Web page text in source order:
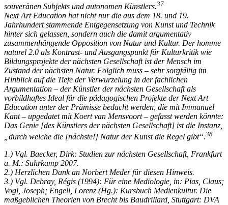
souveränen Subjekts und autonomen Künstlers.37
Next Art Education hat nicht nur die aus dem 18. und 19.
Jahrhundert stammende Entgegensetzung von Kunst und Technik
hinter sich gelassen, sondern auch die damit argumentativ
zusammenhängende Opposition von Natur und Kultur. Der homme
naturel 2.0 als Kontrast- und Ausgangspunkt für Kulturkritik wie
Bildungsprojekte der nächsten Gesellschaft ist der Mensch im
Zustand der nächsten Natur. Folglich muss – sehr sorgfältig im
Hinblick auf die Tiefe der Verwurzelung in der fachlichen
Argumentation – der Künstler der nächsten Gesellschaft als
vorbildhaftes Ideal für die pädagogischen Projekte der Next Art
Education unter der Prämisse bedacht werden, die mit Immanuel
Kant – upgedatet mit Koert van Mensvoort – gefasst werden könnte:
Das Genie [des Künstlers der nächsten Gesellschaft] ist die Instanz,
„durch welche die [nächste!] Natur der Kunst die Regel gibt“.38
1.) Vgl. Baecker, Dirk: Studien zur nächsten Gesellschaft, Frankfurt
a. M.: Suhrkamp 2007.
2.) Herzlichen Dank an Norbert Meder für diesen Hinweis.
3.) Vgl. Debray, Régis (1994): Für eine Mediologie, in: Pias, Claus;
Vogl, Joseph; Engell, Lorenz (Hg.): Kursbuch Medienkultur. Die
maßgeblichen Theorien von Brecht bis Baudrillard, Stuttgart: DVA